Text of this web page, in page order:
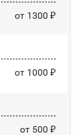
от 1300 ₽
от 1000 ₽
от 500 ₽